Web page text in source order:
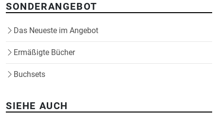
SONDERANGEBOT
Das Neueste im Angebot
Ermäßigte Bücher
Buchsets
SIEHE AUCH